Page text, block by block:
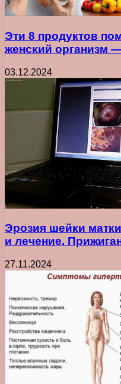
Эти 8 продуктов
женский организм
03.12.2024
Эрозия шейки
и лечение.
27.11.2024